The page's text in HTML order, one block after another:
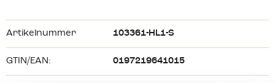
Ronde hals
Artikelnummer 103361-HL1-S
GTIN/EAN: 0197219641015